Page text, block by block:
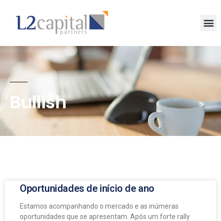
Bullish
Oportunidades de início de ano
Estamos acompanhando o mercado e as inúmeras
oportunidades que se apresentam. Após um forte rally